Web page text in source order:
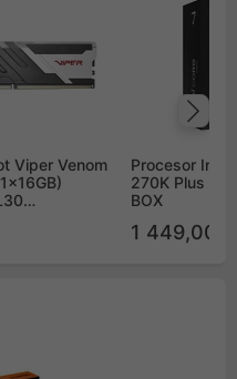
Viper Venom
Procesor Intel
270K Plus
BOX
1 449,00 zł